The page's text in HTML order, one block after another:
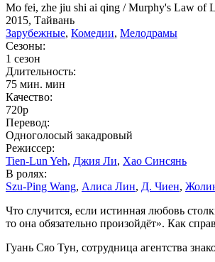
Mo fei, zhe jiu shi ai qing / Murphy's Law of
2015, Тайвань
Зарубежные, Комедии, Мелодрамы
Сезоны:
1 сезон
Длительность:
75 мин. мин
Качество:
720p
Перевод:
Одноголосый закадровый
Режиссер:
Tien-Lun Yeh, Джия Ли, Хао Синсянь
В ролях:
Szu-Ping Wang, Алиса Лин, Д. Чиен,
Что случится, если истинная любовь
то она обязательно произойдёт». Как
Гуань Сяо Тун, сотрудница агентства